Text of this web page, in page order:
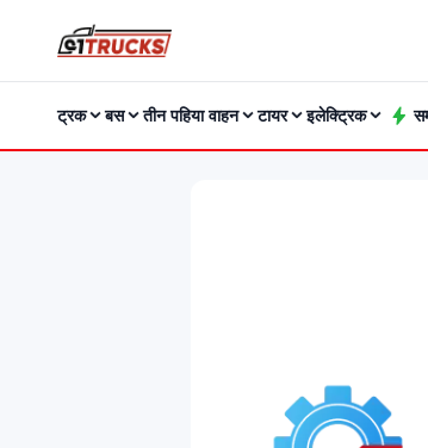
ट्रक बस तीन पहिया वाहन टायर इलेक्ट्रिक